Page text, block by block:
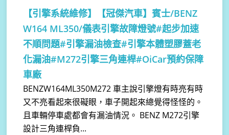
【引擎系統維修】
【冠傑汽車】賓士/BENZ
W164 ML350/儀表引擎故障燈號#起步加速
不順問題#引擎漏油檢查#引擎本體塑膠蓋老
化漏油#M272引擎三角連桿#OiCar預約保障
車廠
BENZW164ML350M272 車主說引擎燈有時亮有時
又不亮看起來很礙眼，車子開起來總覺得怪怪的。
且車輛停車處都會有漏油情況。 BENZ M272引擎
設計三角連桿負...